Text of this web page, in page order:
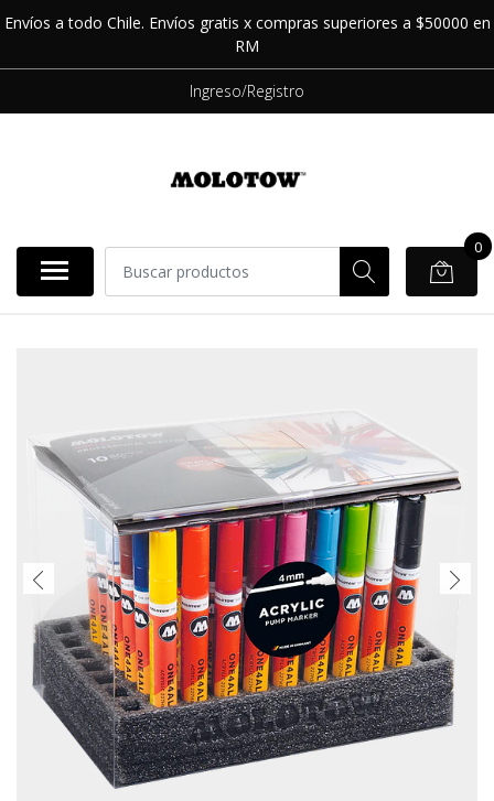
Envíos a todo Chile. Envíos gratis x compras superiores a $50000 en
RM
Ingreso/Registro
0